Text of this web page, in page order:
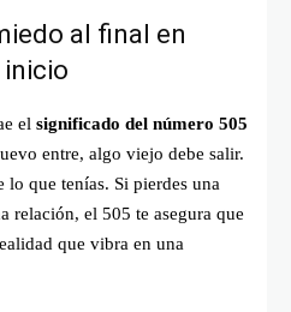
al final en
el significado del número 505
entre, algo viejo debe salir.
lo que tenías. Si pierdes una
relación, el 505 te asegura que
que vibra en una